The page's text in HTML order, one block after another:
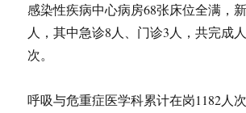
感染性疾病中心病房68张床位全满，
人，其中急诊8人、门诊3人，共完成
次。
呼吸与危重症医学科累计在岗1182人